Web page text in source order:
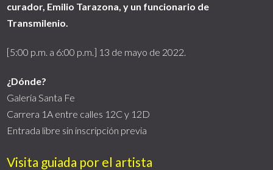
curador, Emilio Tarazona, y un funcionario de
Transmilenio.
[5:00 p.m. a 6:00 p.m.] 13 de mayo de 2022.
¿Dónde?
Galería Santa Fe
Carrera 1A entre calles 12C y 12D
Entrada libre sin inscripción previa
Visita guiada por el artista